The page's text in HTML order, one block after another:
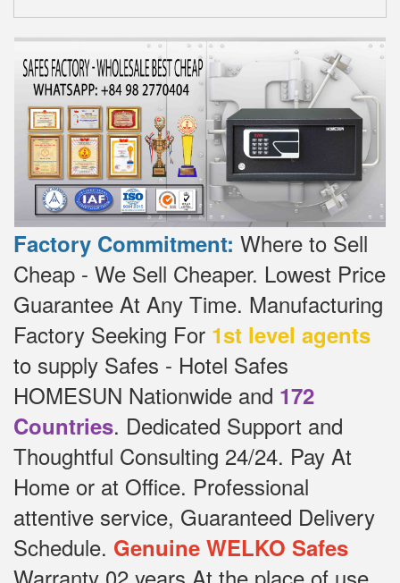
Factory Commitment: Where to Sell
Cheap - We Sell Cheaper. Lowest Price
Guarantee At Any Time. Manufacturing
Factory Seeking For 1st level agents
to supply Safes - Hotel Safes
HOMESUN Nationwide and 172
Countries. Dedicated Support and
Thoughtful Consulting 24/24. Pay At
Home or at Office. Professional
attentive service, Guaranteed Delivery
Schedule. Genuine WELKO Safes
Warranty 02 years At the place of use,